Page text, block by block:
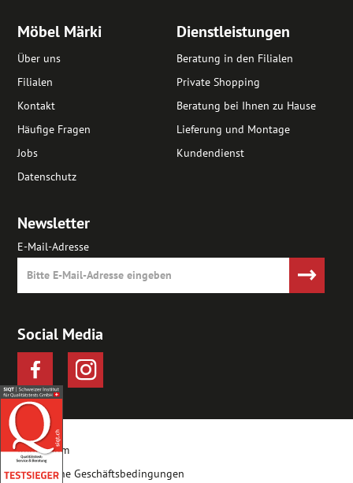
Möbel Märki
Über uns
Filialen
Kontakt
Häufige Fragen
Jobs
Datenschutz
Dienstleistungen
Beratung in den Filialen
Private Shopping
Beratung bei Ihnen zu Hause
Lieferung und Montage
Kundendienst
Newsletter
E-Mail-Adresse
Social Media
Impressum
Allgemeine Geschäftsbedingungen